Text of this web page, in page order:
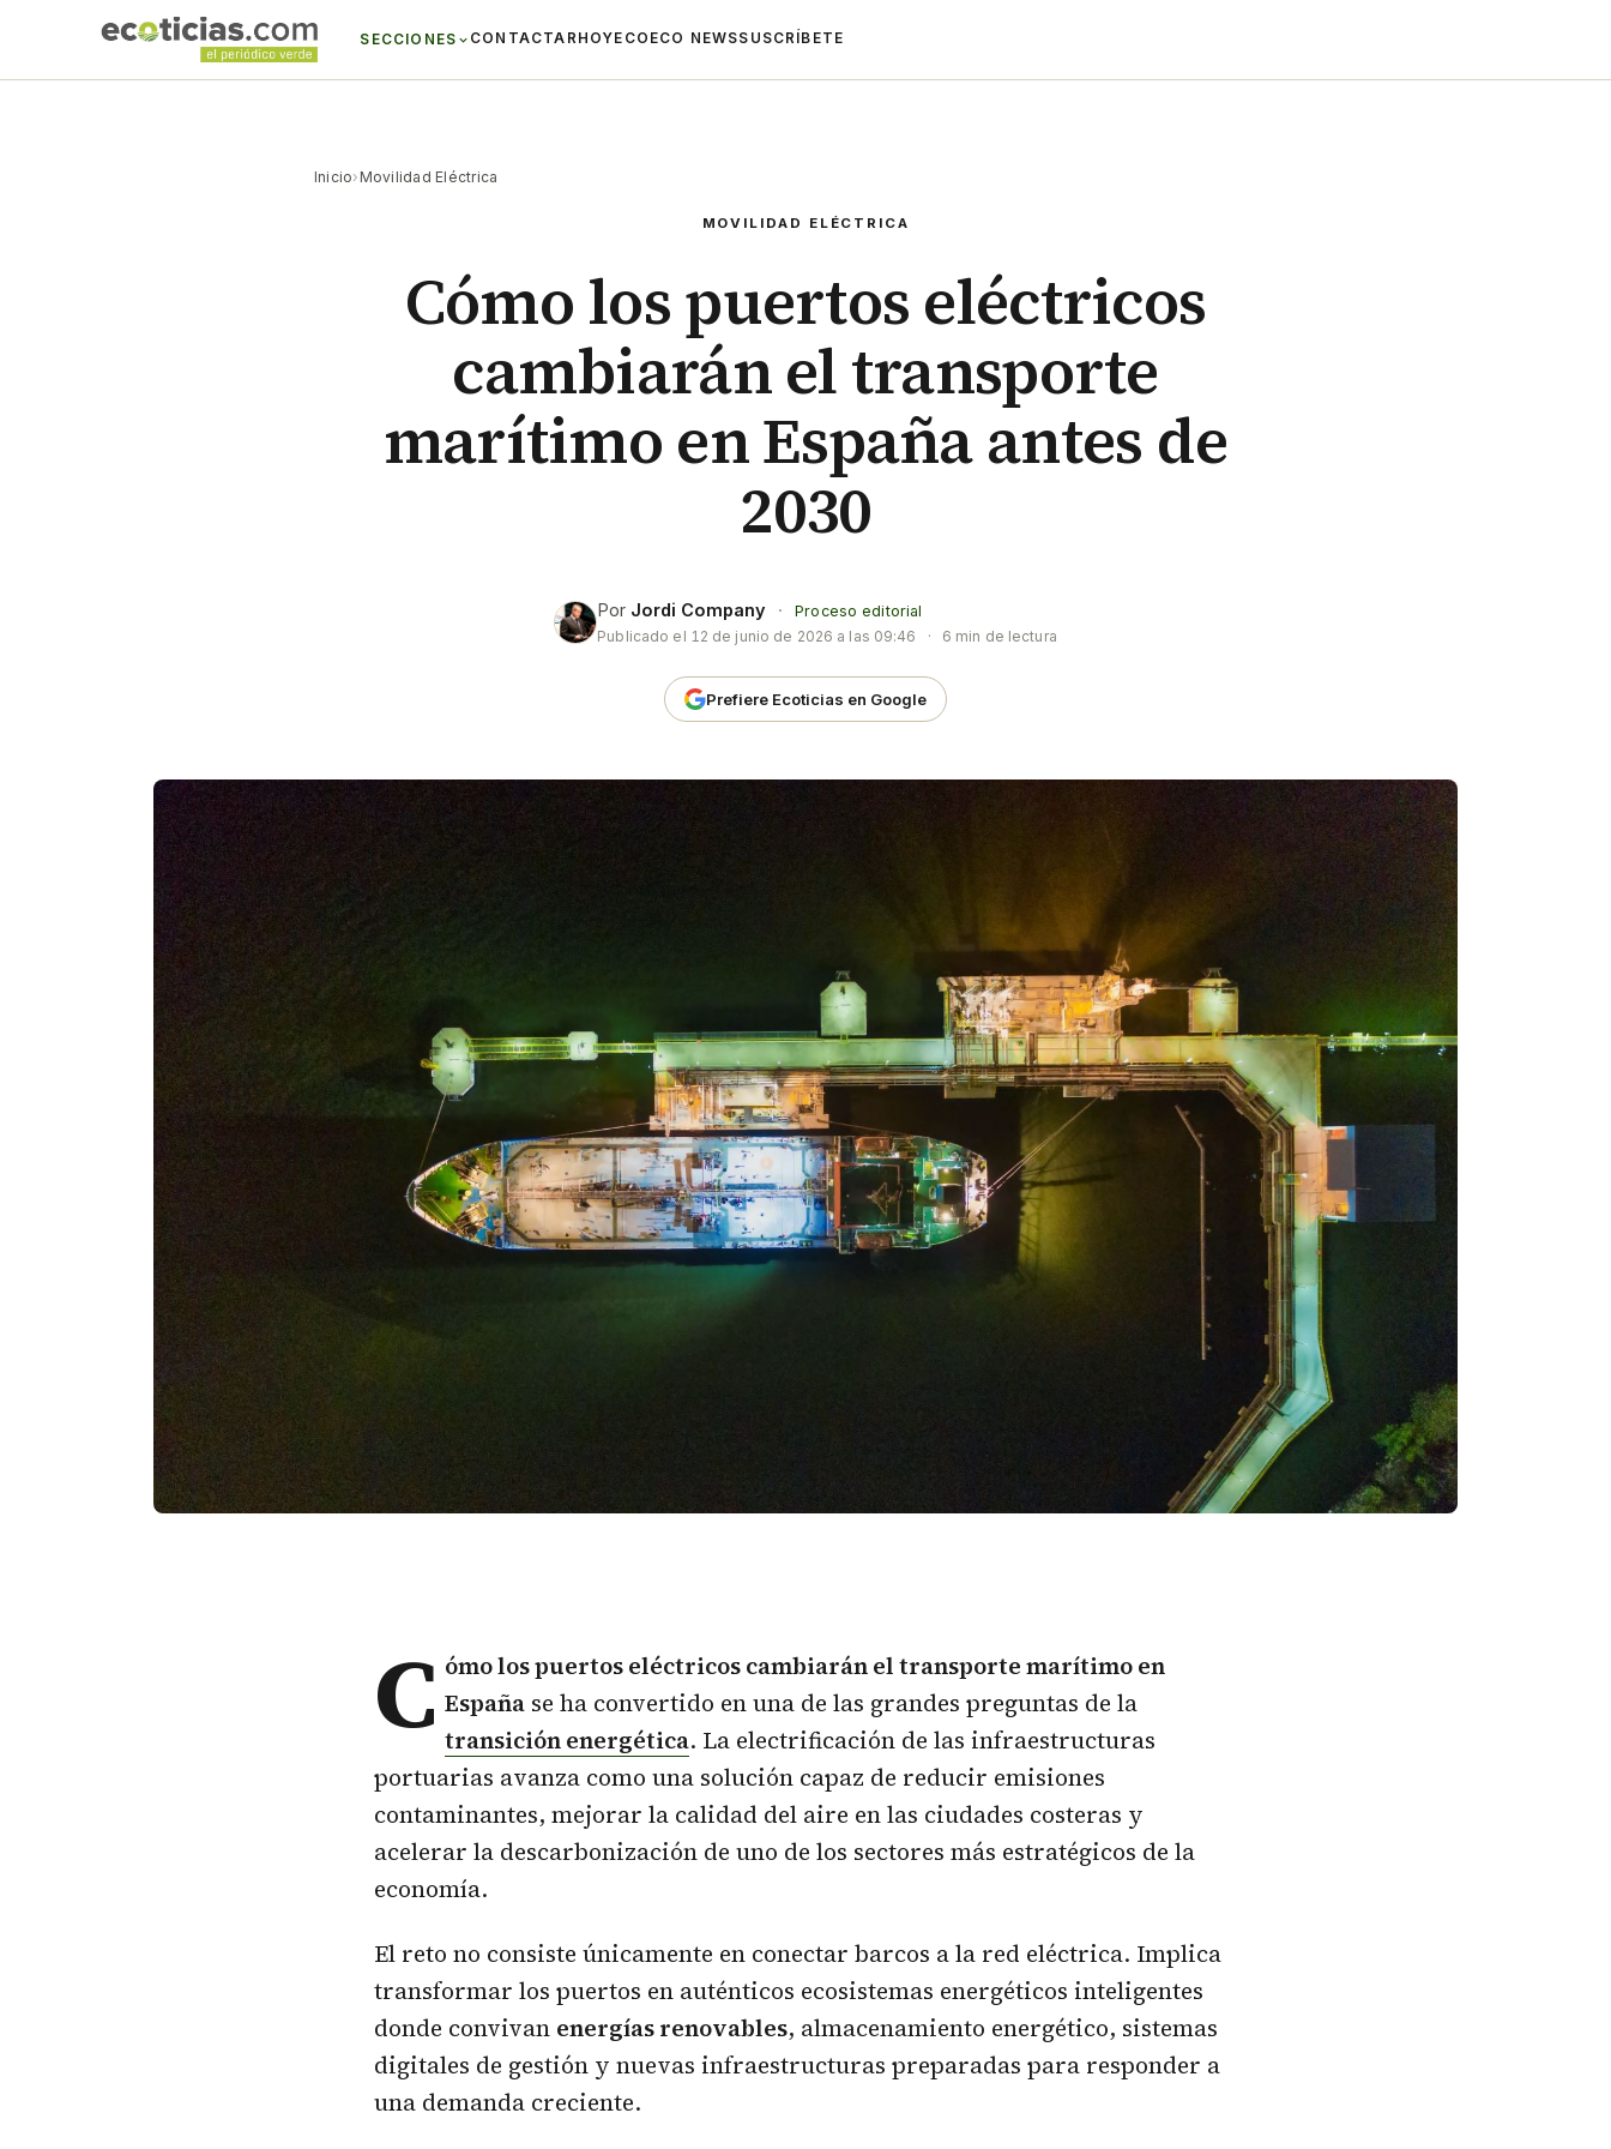
SECCIONES CONTACTAR HOYECO ECO NEWSSUSCRÍBETE
Inicio› Movilidad Eléctrica
MOVILIDAD ELÉCTRICA
Cómo los puertos eléctricos
cambiarán el transporte
marítimo en España antes de
2030
Por Jordi Company ·
Proceso editorial
Publicado el 12 de junio de 2026 a las 09:46 · 6 min de lectura
Prefiere Ecoticias en Google
C ómo los puertos eléctricos cambiarán el transporte marítimo en
España se ha convertido en una de las grandes preguntas de la
transición energética. La electrificación de las infraestructuras
portuarias avanza como una solución capaz de reducir emisiones
contaminantes, mejorar la calidad del aire en las ciudades costeras y
acelerar la descarbonización de uno de los sectores más estratégicos de la
economía.
El reto no consiste únicamente en conectar barcos a la red eléctrica. Implica
transformar los puertos en auténticos ecosistemas energéticos inteligentes
donde convivan energías renovables, almacenamiento energético, sistemas
digitales de gestión y nuevas infraestructuras preparadas para responder a
una demanda creciente.